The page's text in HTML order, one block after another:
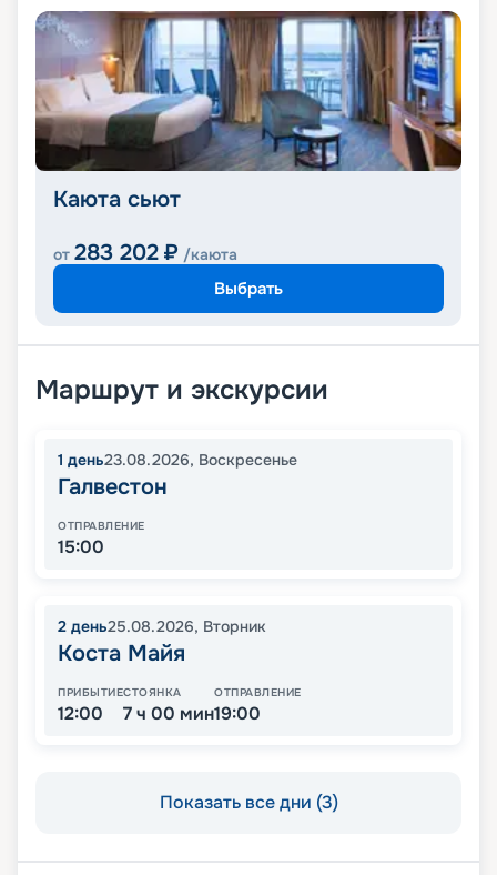
Каюта сьют
от 283 202 ₽ /каюта
Выбрать
Маршрут и экскурсии
1 день23.08.2026, Воскресенье
Галвестон
ОТПРАВЛЕНИЕ
15:00
2 день25.08.2026, Вторник
Коста Майя
ПРИБЫТИЕ
12:00
СТОЯНКА
7 ч 00 мин
ОТПРАВЛЕНИЕ
19:00
Показать все дни (3)